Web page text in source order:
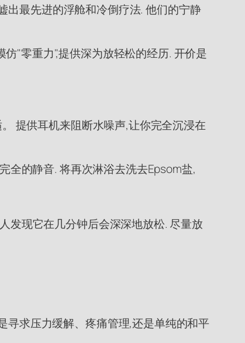
出最先进的浮舱和冷倒疗法. 他们的宁静
"零重力",提供深为放轻松的经历. 开价是
提供耳机来阻断水噪声,让你完全沉浸在
全的静音. 将再次淋浴去洗去Epsom盐,
发现它在几分钟后会深深地放松. 尽量放
寻求压力缓解、疼痛管理,还是单纯的和平